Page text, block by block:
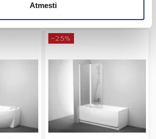
Atmesti
−25%